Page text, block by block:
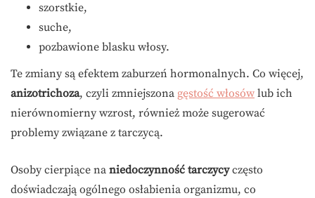
szorstkie,
suche,
pozbawione blasku włosy.
Te zmiany są efektem zaburzeń hormonalnych. Co więcej,
anizotrichoza, czyli zmniejszona gęstość włosów lub ich
nierównomierny wzrost, również może sugerować
problemy związane z tarczycą.
Osoby cierpiące na niedoczynność tarczycyczęsto
doświadczają ogólnego osłabienia organizmu, co